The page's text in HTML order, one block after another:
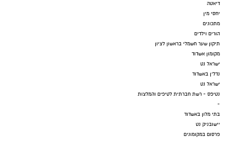
דיאטה
יחסי מין
מתכונים
הורים וילדים
תיקון שער חשמלי בראשון לציון
מקומון אשדוד
ישראל נט
נדל"ן באשדוד
ישראל נט
נטיפס - רשת חברתית לטיפים והמלצות
-
בתי מלון באשדוד
יישובניק נט
פרסום במקומונים